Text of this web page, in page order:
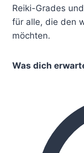
Reiki-Grades
für alle, die den
möchten.
Was dich